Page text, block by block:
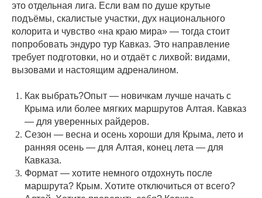
это отдельная лига. Если вам по душе крутые
подъёмы, скалистые участки, дух национального
колорита и чувство «на краю мира» — тогда стоит
попробовать эндуро тур Кавказ. Это направление
требует подготовки, но и отдаёт с лихвой: видами,
вызовами и настоящим адреналином.
Как выбрать?Опыт — новичкам лучше начать с
Крыма или более мягких маршрутов Алтая. Кавказ
— для уверенных райдеров.
Сезон — весна и осень хороши для Крыма, лето и
ранняя осень — для Алтая, конец лета — для
Кавказа.
Формат — хотите немного отдохнуть после
маршрута? Крым. Хотите отключиться от всего?